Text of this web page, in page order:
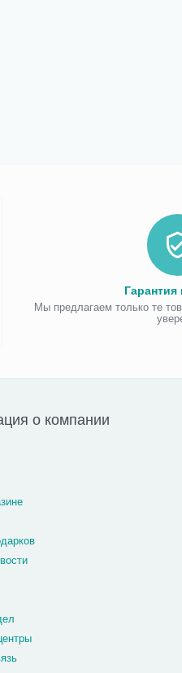
Гарантия
Мы предлагаем только те
о компании